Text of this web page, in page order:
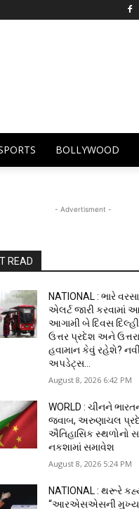
BOLLYWOOD
- Advertisment -
READ
NATIONAL : ભારે
એલર્ટ જારી કરવામાં
આગામી બે દિવસ
ઉત્તર પ્રદેશ અને
હવામાન કેવું રહેશે?
અપડેટ્સ...
August 8, 2026 6:42 PM
WORLD : ચીનને
જવાબ, અરુણાચલ
ઐતિહાસિક સ્થળોનો
નકશામાં સમાવેશ
August 8, 2026 5:24 PM
NATIONAL : થરૂરે
“આરએસએસની મુખ્ય